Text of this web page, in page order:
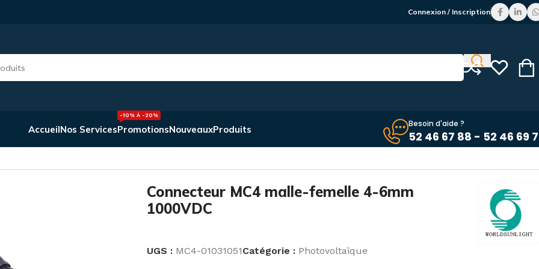
Connexion / Inscription
AccueilNos ServicesPromotions
-10% À -20%
NouveauxProduits Besoin d'aide ?
52 46 67 88 - 52 46 69
Connecteur MC4 malle-femelle 4-6mm
1000VDC
UGS : MC4-01031051Catégorie : Photovoltaïque